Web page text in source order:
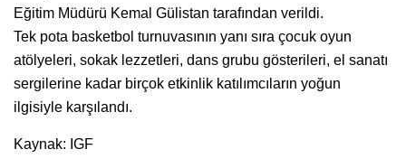
Eğitim Müdürü Kemal Gülistan tarafından verildi.
Tek pota basketbol turnuvasının yanı sıra çocuk oyun
atölyeleri, sokak lezzetleri, dans grubu gösterileri, el sanatı
sergilerine kadar birçok etkinlik katılımcıların yoğun
ilgisiyle karşılandı.
Kaynak: IGF